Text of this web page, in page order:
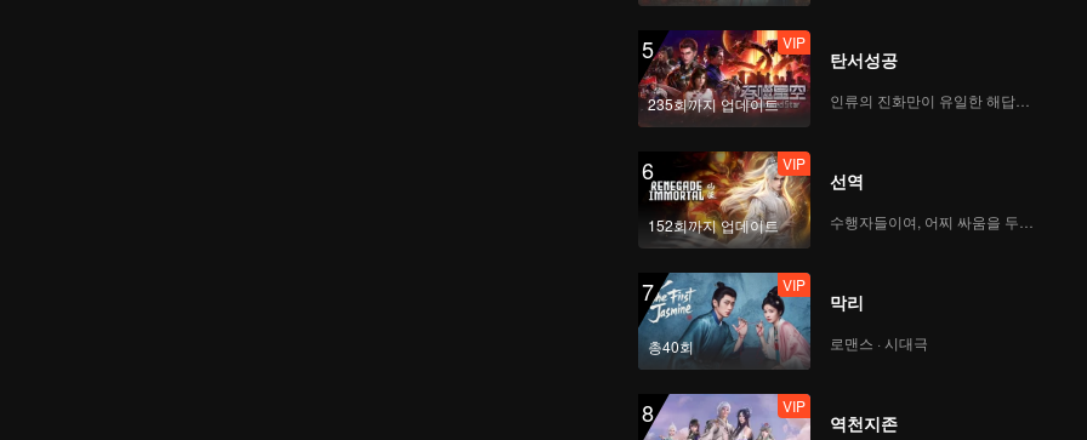
5
235회까지 업데이트
VIP
탄서성공
인류의 진화만이 유일한 해답이다
6
152회까지 업데이트
VIP
선역
7
총40회
VIP
막리
로맨스 · 시대극
8 VIP
역천지존